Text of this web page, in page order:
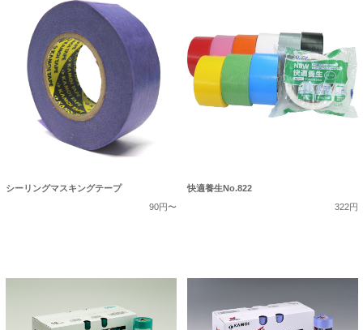
シーリングマスキングテープ
90円〜
快適養生No.822
322円